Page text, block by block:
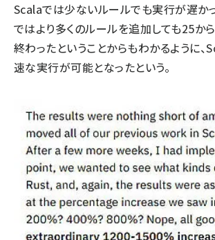
Scalaでは少ないルールでも実行が遅か
ではより多くのルールを追加しても25か
終わったということからもわかるように
速な実行が可能となったという。